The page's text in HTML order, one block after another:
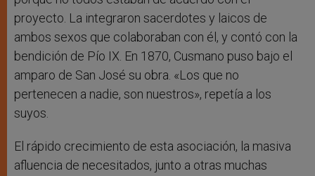
proyecto. La integraron sacerdotes y laicos de
ambos sexos que colaboraban con él, y contó con la
bendición de Pío IX. En 1870, Cusmano puso bajo el
amparo de San José su obra. «Los que no
pertenecen a nadie, son nuestros», repetía a los
suyos.
El rápido crecimiento de esta asociación, la masiva
afluencia de necesitados, junto a otras muchas